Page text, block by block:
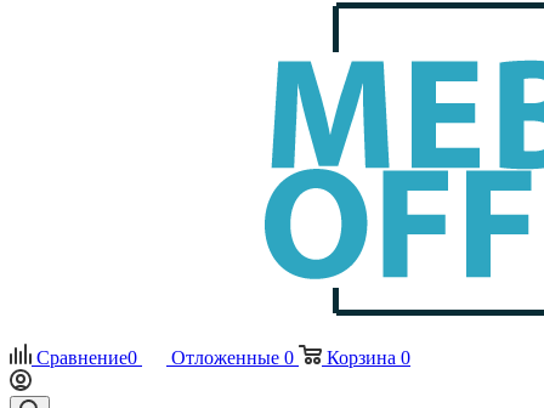
Сравнение0 Отложенные 0 Корзина 0